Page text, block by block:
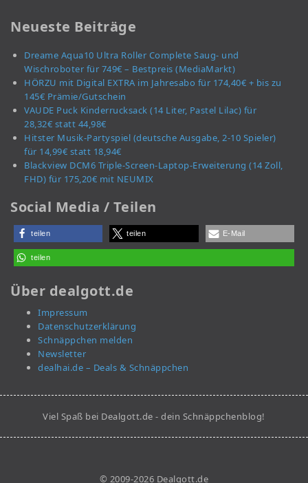
Neueste Beiträge
Dreame Aqua10 Ultra Roller Complete Saug- und
Wischroboter für 749€ – Bestpreis (MediaMarkt)
HÖRZU mit Digital EXTRA im Jahresabo für 174,40€ + bis zu
145€ Prämie/Gutschein
VAUDE Puck Kinderrucksack (14 Liter, Pastel Lilac) für
28,32€ statt 44,98€
Hitster Musik-Partyspiel (deutsche Ausgabe, 2-10 Spieler)
für 14,99€ statt 18,94€
Blackview DCM6 Triple-Screen-Laptop-Erweiterung (14 Zoll,
FHD) für 175,20€ mit NEUMIX
Social Media / Teilen
teilen teilen E-Mail
teilen
Über dealgott.de
Impressum
Datenschutzerklärung
Schnäppchen melden
Newsletter
dealhai.de – Deals & Schnäppchen
Viel Spaß bei Dealgott.de - dein Schnäppchenblog!
© 2009-2026 Dealgott.de